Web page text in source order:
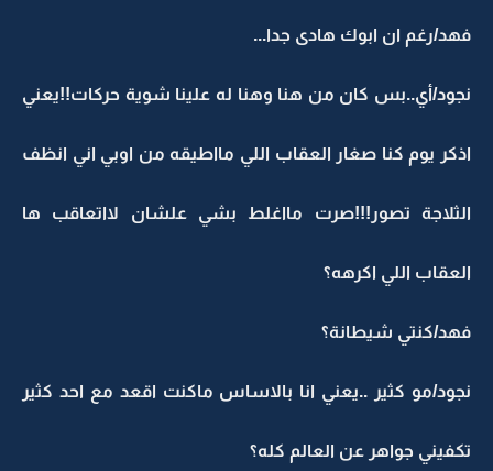
فهد/رغم ان ابوك هادى جدا...
نجود/أي..بس كان من هنا وهنا له علينا شوية حركات!!يعني
اذكر يوم كنا صغار العقاب اللي مااطيقه من اوبي اني انظف
الثلاجة تصور!!!صرت مااغلط بشي علشان لااتعاقب ها
العقاب اللي اكرهه؟
فهد/كنتي شيطانة؟
نجود/مو كثير ..يعني انا بالاساس ماكنت اقعد مع احد كثير
تكفيني جواهر عن العالم كله؟